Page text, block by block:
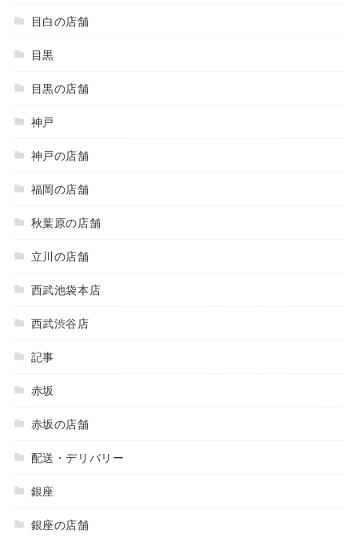
目白の店舗
目黒
目黒の店舗
神戸
神戸の店舗
福岡の店舗
秋葉原の店舗
立川の店舗
西武池袋本店
西武渋谷店
記事
赤坂
赤坂の店舗
配送・デリバリー
銀座
銀座の店舗